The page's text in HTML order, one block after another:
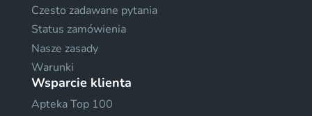
Czesto zadawane pytania
Status zamówienia
Nasze zasady
Warunki
Wsparcie klienta
Apteka Top 100